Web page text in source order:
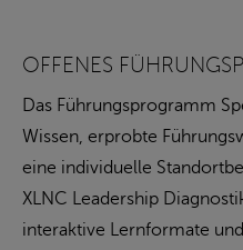
OFFENES
Das Führungsprogramm
Wissen, erprobte
eine individuelle
XLNC Leadership
interaktive Lernformate